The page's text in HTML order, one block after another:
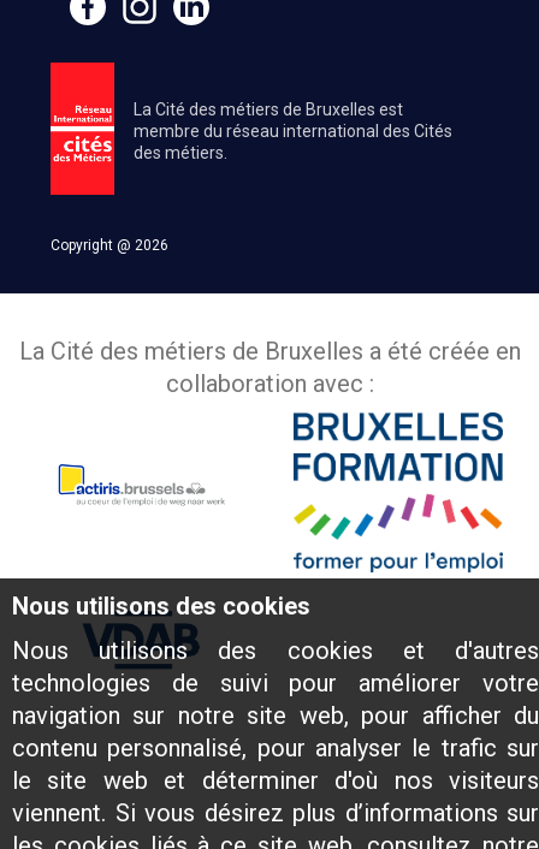
Nous utilisons des cookies
Nous utilisons des cookies et d'autres
technologies de suivi pour améliorer votre
navigation sur notre site web, pour afficher du
contenu personnalisé, pour analyser le trafic sur
le site web et déterminer d'où nos visiteurs
viennent. Si vous désirez plus d’informations sur
La Cité des métiers de Bruxelles est
membre du réseau international des Cités
des métiers.
Copyright @ 2026
La Cité des métiers de Bruxelles a été créée en
collaboration avec :